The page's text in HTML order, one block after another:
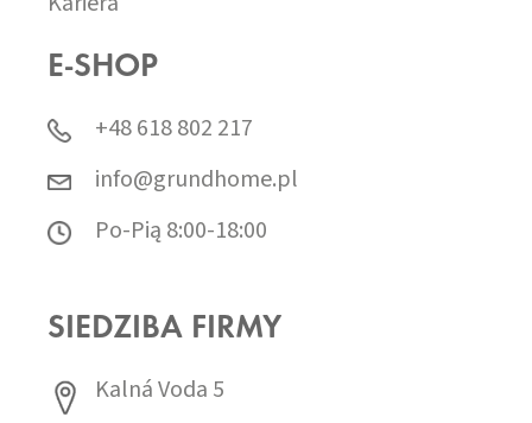
E-SHOP
+48 618 802 217
info@grundhome.pl
Po-Pią 8:00-18:00
SIEDZIBA FIRMY
Kalná Voda 5